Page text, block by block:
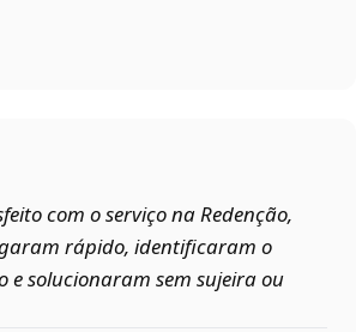
com o serviço na Redenção,
rápido, identificaram o
e solucionaram sem sujeira ou